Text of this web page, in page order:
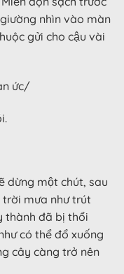
nhìn vào màn
gửi cho cậu vài
ức/
dừng một chút, sau
mưa như trút
thành đã bị thổi
có thể đổ xuống
cây càng trở nên